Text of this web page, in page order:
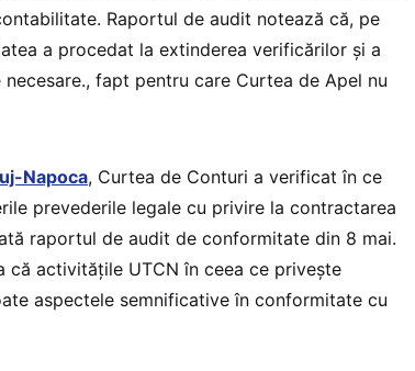
Raportul de audit notează că, pe
a procedat la extinderea verificărilor și a
fapt pentru care Curtea de Apel nu
Napoca, Curtea de Conturi a verificat în ce
prevederile legale cu privire la contractarea
raportul de audit de conformitate din 8 mai.
că activitățile UTCN în ceea ce privește
aspectele semnificative în conformitate cu